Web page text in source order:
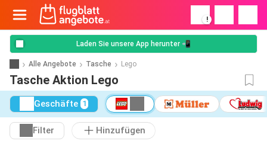
!
Laden Sie unsere App herunter 📲
Alle Angebote Tasche Lego
Tasche Aktion Lego
Geschäfte 1
Filter
Hinzufügen